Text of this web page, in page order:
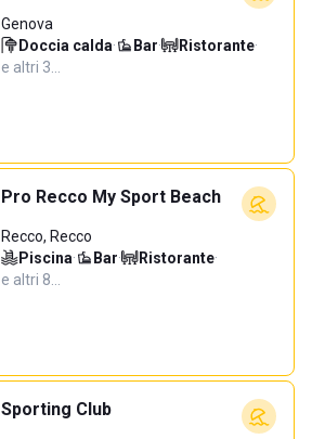
Genova
Doccia calda· Bar· Ristorante·
e altri 3…
Pro Recco My Sport Beach
Recco, Recco
Piscina· Bar· Ristorante·
e altri 8…
Sporting Club